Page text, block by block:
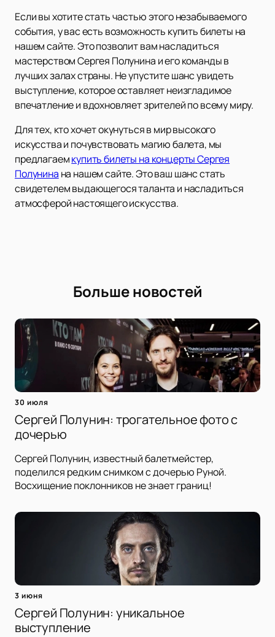
Если вы хотите стать частью этого незабываемого
события, у вас есть возможность купить билеты на
нашем сайте. Это позволит вам насладиться
мастерством Сергея Полунина и его команды в
лучших залах страны. Не упустите шанс увидеть
выступление, которое оставляет неизгладимое
впечатление и вдохновляет зрителей по всему миру.
Для тех, кто хочет окунуться в мир высокого
искусства и почувствовать магию балета, мы
предлагаемкупить билеты на концерты Сергея
Полунина на нашем сайте. Это ваш шанс стать
свидетелем выдающегося таланта и насладиться
атмосферой настоящего искусства.
Больше новостей
30 июля
Сергей Полунин: трогательное фото с
дочерью
Сергей Полунин, известный балетмейстер,
поделился редким снимком с дочерью Руной.
Восхищение поклонников не знает границ!
3 июня
Сергей Полунин: уникальное
выступление